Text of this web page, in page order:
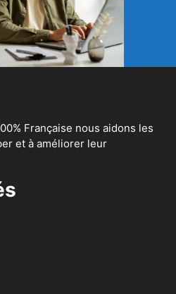
Française nous aidons les
et à améliorer leur